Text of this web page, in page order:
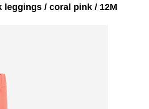
leggings / coral pink / 12M